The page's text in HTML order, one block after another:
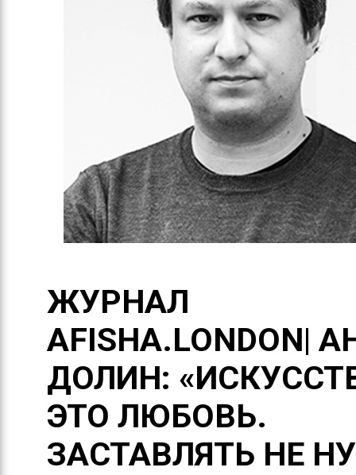
ЖУРНАЛ
AFISHA.LONDON|
ДОЛИН:
ЭТО ЛЮБОВЬ.
ЗАСТАВЛЯТЬ НЕ